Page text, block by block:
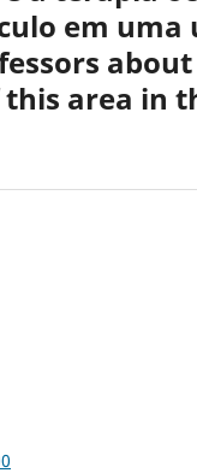
em
area in